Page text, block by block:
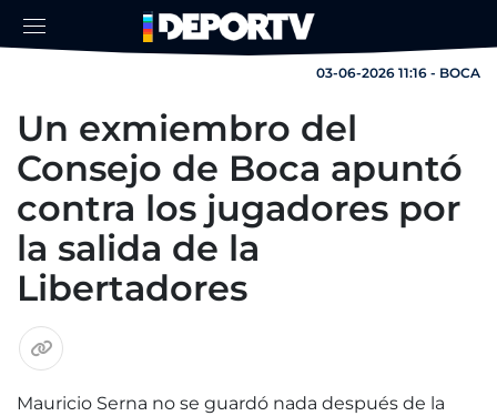
03-06-2026 11:16 - BOCA
Un exmiembro del
Consejo de Boca apuntó
contra los jugadores por
la salida de la
Libertadores
Mauricio Serna no se guardó nada después de la